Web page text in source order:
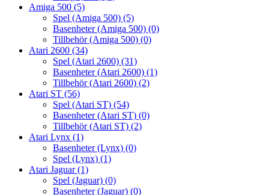
Amiga 500 (5)
Spel (Amiga 500) (5)
Basenheter (Amiga 500) (0)
Tillbehör (Amiga 500) (0)
Atari 2600 (34)
Spel (Atari 2600) (31)
Basenheter (Atari 2600) (1)
Tillbehör (Atari 2600) (2)
Atari ST (56)
Spel (Atari ST) (54)
Basenheter (Atari ST) (0)
Tillbehör (Atari ST) (2)
Atari Lynx (1)
Basenheter (Lynx) (0)
Spel (Lynx) (1)
Atari Jaguar(1)
Spel (Jaguar) (0)
Basenheter (Jaguar) (0)